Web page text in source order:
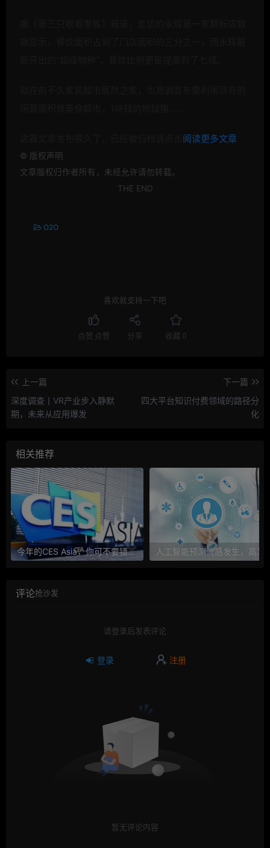
阅读更多文章
© 版权声明
文章版权归作者所有，未经允许请勿转载。
THE END
O2O
喜欢就支持一下吧
点赞 点赞 分享 收藏 0
上一篇
深度调查丨VR产业步入静默
期，未来从应用爆发
下一篇
四大平台知识付费领域的路径分
化
相关推荐
今年的CES Asia，你可不要错过这些自动驾驶看点
评论抢沙发
请登录后发表评论
登录 注册
暂无评论内容